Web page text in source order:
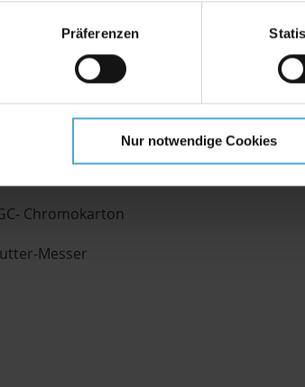
Präferenzen
Nur notwendige Cookies
glatter GC-
lassen sich einfach mit einem
bei größeren Einrahmungen, für
sehr glattem, gestrichenem GC-Papier
Chromokarton
Messer